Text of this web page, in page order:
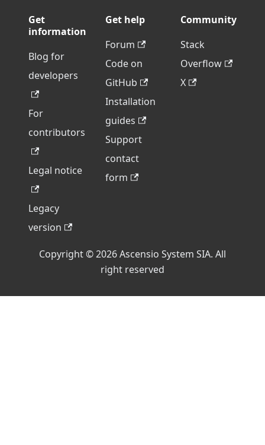
Get
information
Blog for
developers
For
contributors
Legal notice
Legacy
version
Get help
Forum
Code on
GitHub
Installation
guides
Support
contact
form
Community
Stack
Overflow
X
Copyright © 2026 Ascensio System SIA. All
right reserved